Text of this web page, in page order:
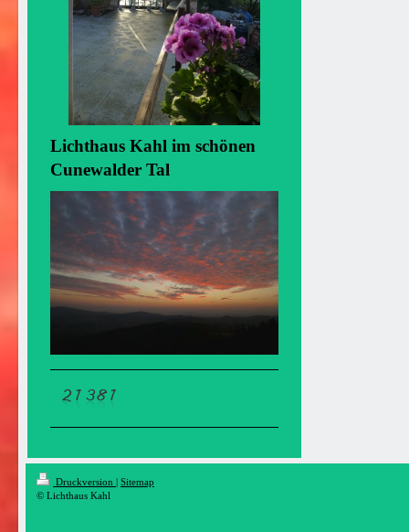
Lichthaus Kahl im schönen
Cunewalder Tal
Druckversion | Sitemap
© Lichthaus Kahl